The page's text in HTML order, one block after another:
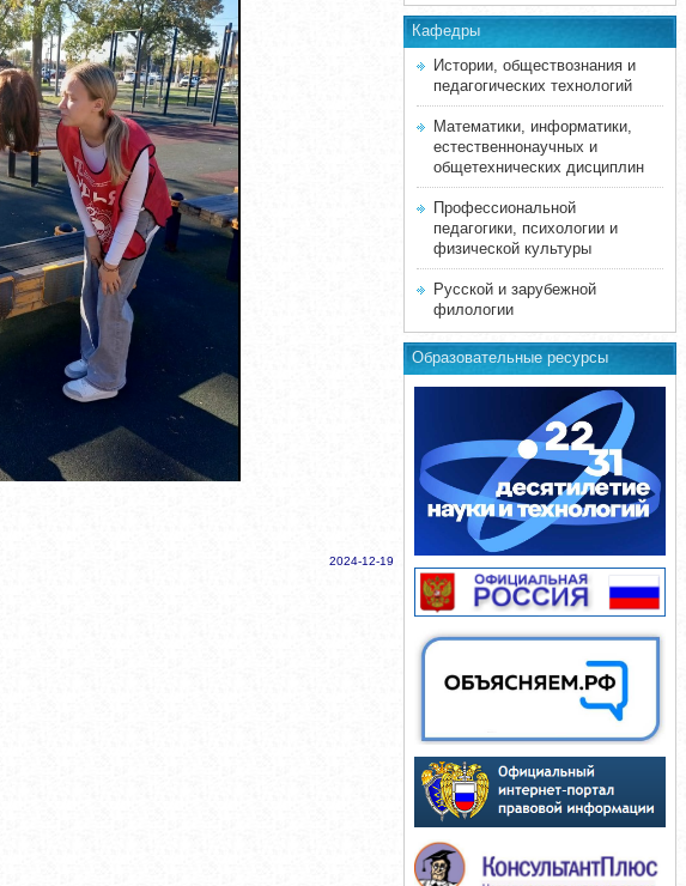
2024-12-19
Кафедры
Истории, обществознания и
педагогических технологий
Математики, информатики,
естественнонаучных и
общетехнических дисциплин
Профессиональной
педагогики, психологии и
физической культуры
Русской и зарубежной
филологии
Образовательные ресурсы